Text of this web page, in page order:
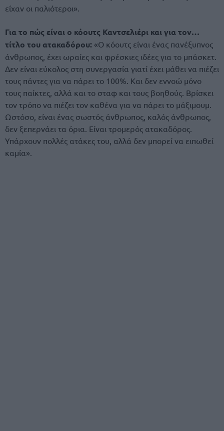
είχαν οι παλιότεροι».
Για το πώς είναι ο κόουτς Καντσελιέρι και για τον…
τίτλο του ατακαδόρου: «Ο κόουτς είναι ένας πανέξυπνος
άνθρωπος, έχει ωραίες και φρέσκιες ιδέες για το μπάσκετ.
Δεν είναι εύκολος στη συνεργασία γιατί έχει μάθει να πιέζει
τους πάντες για να πάρει το 100%. Και δεν εννοώ μόνο
τους παίκτες, αλλά και το σταφ και τους βοηθούς. Βρίσκει
τον τρόπο να πιέζει τον καθένα για να πάρει το μάξιμουμ.
Ωστόσο, είναι ένας σωστός άνθρωπος, καλός άνθρωπος,
δεν ξεπερνάει τα όρια. Είναι τρομερός ατακαδόρος.
Υπάρχουν πολλές ατάκες του, αλλά δεν μπορεί να ειπωθεί
καμία».